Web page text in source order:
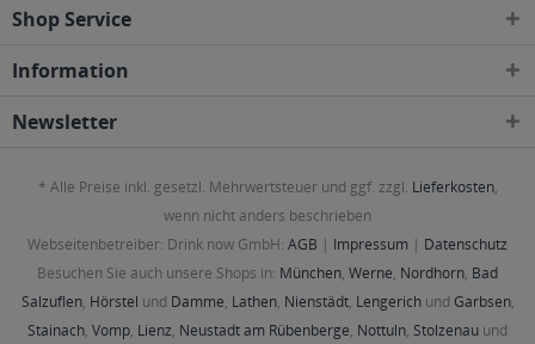
Shop Service
Information
Newsletter
* Alle Preise inkl. gesetzl. Mehrwertsteuer und ggf. zzgl. Lieferkosten,
wenn nicht anders beschrieben
Webseitenbetreiber: Drink now GmbH: AGB | Impressum | Datenschutz
Besuchen Sie auch unsere Shops in: München, Werne, Nordhorn, Bad
Salzuflen, Hörstel und Damme, Lathen, Nienstädt, Lengerichund Garbsen,
Stainach, Vomp, Lienz, Neustadt am Rübenberge, Nottuln, Stolzenau und